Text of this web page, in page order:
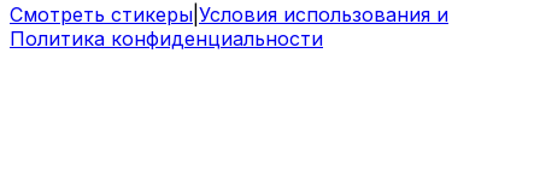
Смотреть стикеры Условия использования и
Политика конфиденциальности